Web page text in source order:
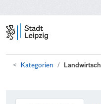
Kategorien